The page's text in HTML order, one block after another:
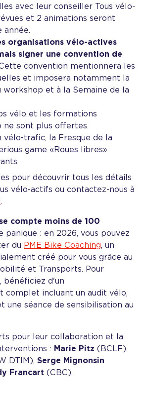
avec leur conseiller Tous vélo-
et 2 animations seront
année.
organisations vélo-actives
signer une convention de
convention mentionnera les
et imposera notamment la
workshop et à la Semaine de la
vélo et les formations
ne sont plus offertes.
vélo-trafic, la Fresque de la
game « Roues libres »
pour découvrir tous les détails
vélo-actifs ou contactez-nous à
.
compte moins de 100
panique : en 2026, vous pouvez
du PME Bike Coaching, un
créé pour vous grâce au
et Transports. Pour
bénéficiez d'un
complet incluant un audit vélo,
une séance de sensibilisation au
pour leur collaboration et la
: Marie Pitz (BCLF),
DTIM), Serge Mignonsin
Francart (CBC).